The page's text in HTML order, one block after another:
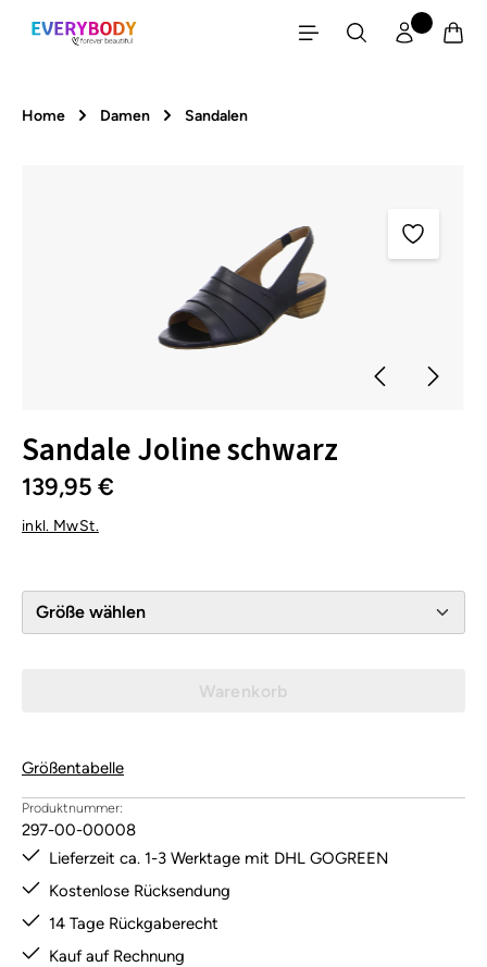
Zum Hauptinhalt springen
Home Damen Sandalen
Sandale Joline schwarz
139,95 €
inkl. MwSt.
Größe wählen
Warenkorb
Größentabelle
Produktnummer:
297-00-00008
Lieferzeit ca. 1-3 Werktage mit DHL GOGREEN
Kostenlose Rücksendung
14 Tage Rückgaberecht
Kauf auf Rechnung